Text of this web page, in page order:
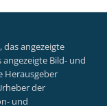
angezeigte
Bild- und
Herausgeber
der
und